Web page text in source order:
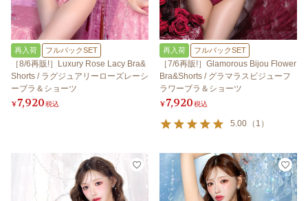
再入荷 フルバックSET
［8/6再販!］Luxury Rose Lacy Bra&
Shorts / ラグジュアリーローズレーシ
ーブラ＆ショーツ
¥7,920税込
再入荷 フルバックSET
［7/6再販!］Glamorous Bijou Flower
Bra&Shorts / グラマラスビジューフ
ラワーブラ＆ショーツ
¥7,920税込
5.00 （ 1 ）